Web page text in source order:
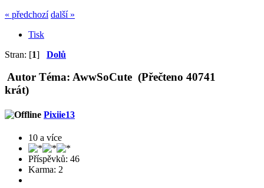
« předchozí další »
Tisk
Stran: [1] Dolů
Autor Téma: AwwSoCute (Přečteno 40741
krát)
Pixiie13
10 a více
Příspěvků: 46
Karma: 2